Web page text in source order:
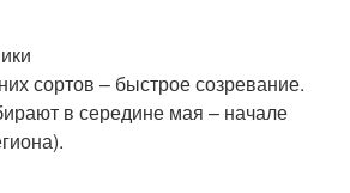
сортов – быстрое созревание.
в середине мая – начале